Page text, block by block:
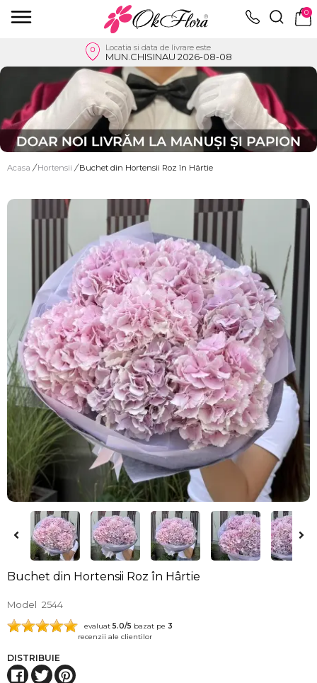
0
Locatia si data de livrare este
MUN.CHISINAU 2026-08-08
Acasa / Hortensii / Buchet din Hortensii Roz în Hârtie
Buchet din Hortensii Roz în Hârtie
Model 2544
evaluat 5.0/5 bazat pe 3
recenzii ale clientilor
DISTRIBUIE